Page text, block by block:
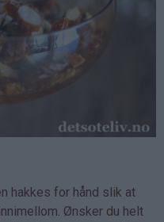
hakkes for hånd slik at
Ønsker du helt